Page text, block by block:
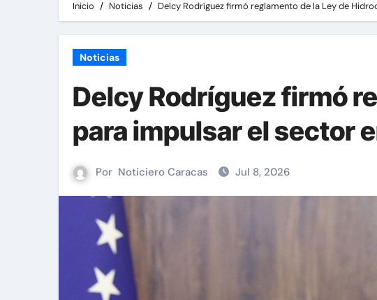
Inicio Noticias Delcy Rodríguez firmó reglamento de la Ley de
Noticias
Delcy Rodríguez firmó
para impulsar el sector
Por Noticiero Caracas Jul 8, 2026